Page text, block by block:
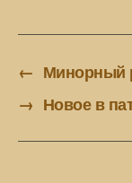
← Минорный
→ Новое в